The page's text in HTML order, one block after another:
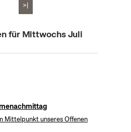
>|
für Mittwochs Juli
Mittelpunkt unseres Offenen